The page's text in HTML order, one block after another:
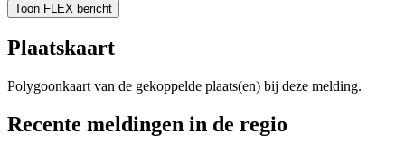
Toon FLEX bericht
Plaatskaart
Polygoonkaart van de gekoppelde plaats(en) bij deze melding.
Recente meldingen in de regio